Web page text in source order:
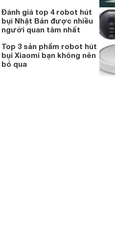
Đánh giá top 4 robot hút
bụi Nhật Bản được nhiều
người quan tâm nhất
Top 3 sản phẩm robot hút
bụi Xiaomi bạn không nên
bỏ qua